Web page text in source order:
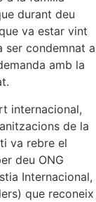
durant deu
va estar vint
ser condemnat a
amb la
internacional,
de la
va rebre el
deu ONG
Internacional,
que reconeix